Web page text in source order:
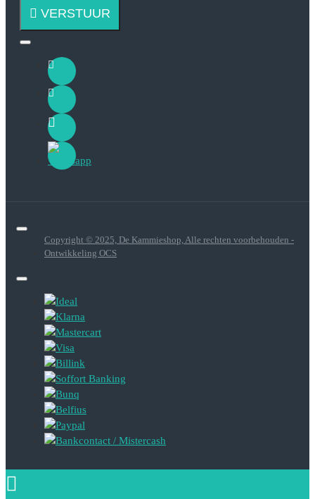
VERSTUUR
Copyright © 2025, De Kammieshop, Alle rechten voorbehouden -
Ontwikkeling OCS